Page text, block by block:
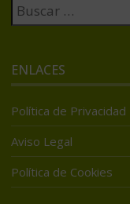
ENLACES
Política de Privacidad
Aviso Legal
Política de Cookies